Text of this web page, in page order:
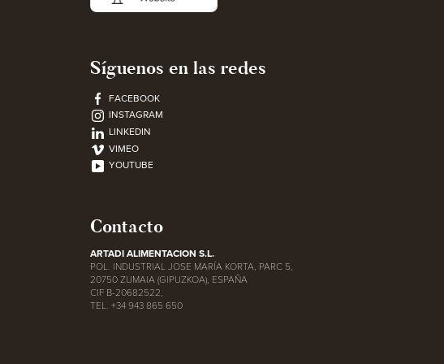
Síguenos en las redes
FACEBOOK
INSTAGRAM
LINKEDIN
VIMEO
YOUTUBE
Contacto
ARTADI ALIMENTACION S.L.
POL. INDUSTRIAL JOSE MARÍA KORTA, PARC 5,
20750 ZUMAIA (GIPUZKOA), ESPAÑA
CIF B-20682522,
TEL. +34 943 865 650